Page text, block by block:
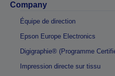
Company
Équipe de direction
Epson Europe Electronics
Digigraphie® (Programme
Impression directe sur tissu